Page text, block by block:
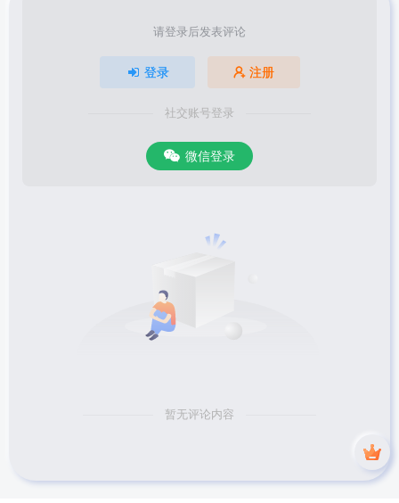
请登录后发表评论
登录 注册
社交账号登录
微信登录
暂无评论内容